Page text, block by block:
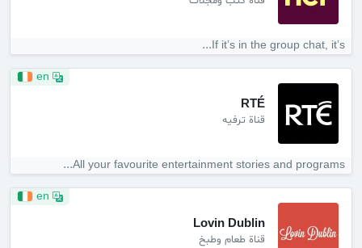
If it’s in the group chat, it’s...
RTÉ
قناة ترفيه
All your favourite entertainment stories and programs...
Lovin Dublin
قناة طعام وطبخ